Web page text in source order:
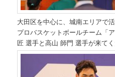
大田区を中心に、城南エリアで
プロバスケットボールチーム「
匠 選手と高山 師門 選手が来て